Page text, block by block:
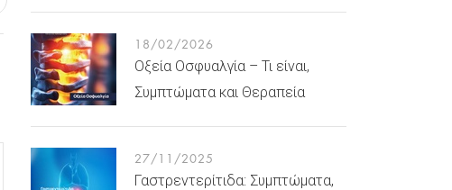
18/02/2026
Οξεία Οσφυαλγία – Τι είναι,
Συμπτώματα και Θεραπεία
27/11/2025
Γαστρεντερίτιδα: Συμπτώματα,